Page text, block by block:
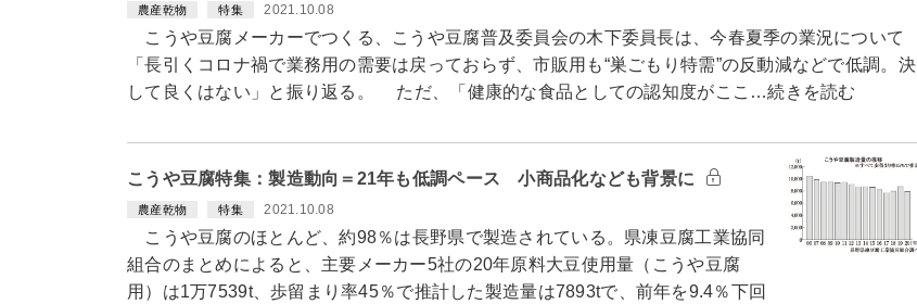
農産乾物 特集 2021.10.08
こうや豆腐メーカーでつくる、こうや豆腐普及委員会の木下委員長は、今春夏季の業況について
「長引くコロナ禍で業務用の需要は戻っておらず、市販用も“巣ごもり特需”の反動減などで低調。決
して良くはない」と振り返る。 ただ、「健康的な食品としての認知度がここ…続きを読む
こうや豆腐特集：製造動向＝21年も低調ペース 小商品化なども背景に
農産乾物 特集 2021.10.08
こうや豆腐のほとんど、約98％は長野県で製造されている。県凍豆腐工業協同
組合のまとめによると、主要メーカー5社の20年原料大豆使用量（こうや豆腐
用）は1万7539t、歩留まり率45％で推計した製造量は7893tで、前年を9.4％下回